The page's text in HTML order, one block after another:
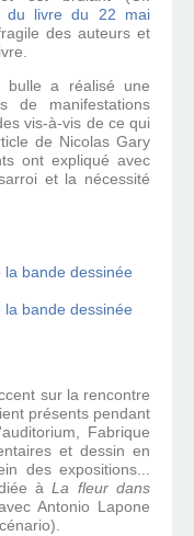
du livre du 22 mai
des auteurs et
bulle a réalisé une
de manifestations
vis-à-vis de ce qui
de Nicolas Gary
ont expliqué avec
et la nécessité
sur la rencontre
présents pendant
Fabrique
et dessin en
des expositions...
àLa fleur dans
Antonio Lapone